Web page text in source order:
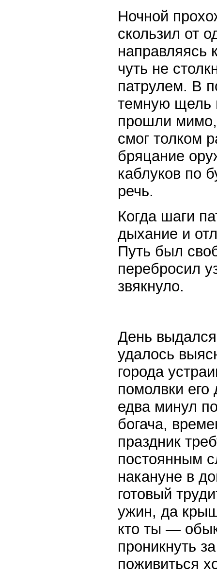
Ночной
скользил от
направляясь
чуть не
патрулем. В
темную щель
прошли мимо,
смог толком
бряцание
каблуков по
речь.
Когда шаги
дыхание и
Путь был
перебросил
звякнуло.
День
удалось
города
помолвки его
едва минул
богача,
праздник
постоянным
накануне в
готовый
ужин, да
кто ты —
проникнуть
поживиться